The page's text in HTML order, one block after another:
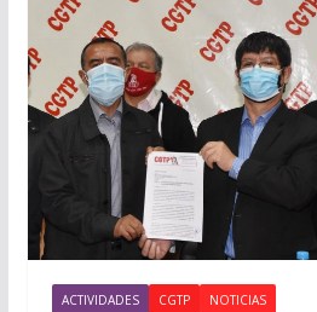
ACTIVIDADES CGTP NOTICIAS